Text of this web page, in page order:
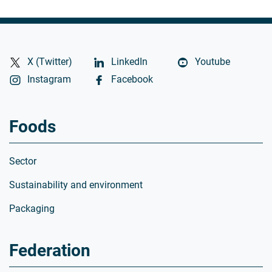
X (Twitter) LinkedIn
Youtube
Instagram
Facebook
Foods
Sector
Sustainability and environment
Packaging
Federation